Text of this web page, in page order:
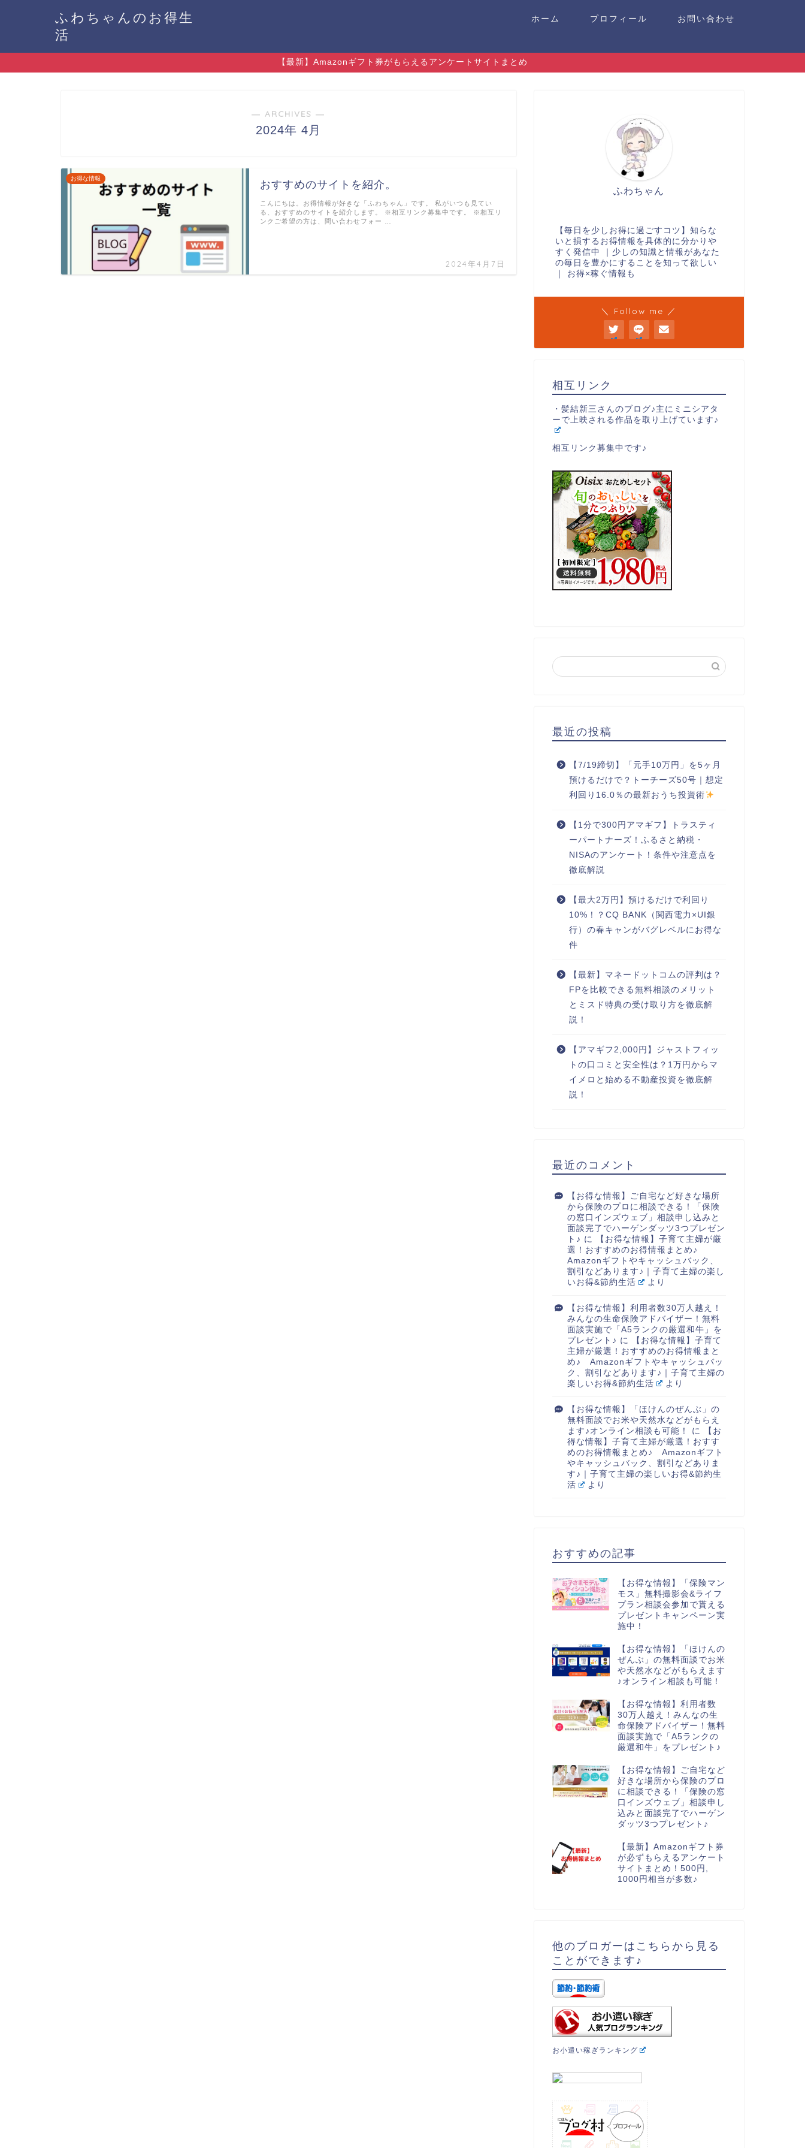
ふわちゃんのお得生
活
ホーム プロフィール お問い合わせ
【最新】Amazonギフト券がもらえるアンケートサイトまとめ
― ARCHIVES ―
2024年 4月
お得な情報
おすすめのサイトを紹介。
2024年4月7日
こんにちは。お得情報が好きな「ふわちゃん」です。 私がいつも見てい
る、おすすめのサイトを紹介します。 ※相互リンク募集中です。 ※相互リ
ンクご希望の方は、問い合わせフォー …
ふわちゃん
【毎日を少しお得に過ごすコツ】知らな
いと損するお得情報を具体的に分かりや
すく発信中 ｜少しの知識と情報があなた
の毎日を豊かにすることを知って欲しい
｜ お得×稼ぐ情報も
＼ Follow me ／
相互リンク
・髪結新三さんのブログ♪主にミニシアタ
ーで上映される作品を取り上げています♪
相互リンク募集中です♪
最近の投稿
【7/19締切】「元手10万円」を5ヶ月
預けるだけで？トーチーズ50号｜想定
利回り16.0％の最新おうち投資術
【1分で300円アマギフ】トラスティ
ーパートナーズ！ふるさと納税・
NISAのアンケート！条件や注意点を
徹底解説
【最大2万円】預けるだけで利回り
10%！？CQ BANK（関西電力×UI銀
行）の春キャンがバグレベルにお得な
件
【最新】マネードットコムの評判は？
FPを比較できる無料相談のメリット
とミスド特典の受け取り方を徹底解
説！
【アマギフ2,000円】ジャストフィッ
トの口コミと安全性は？1万円からマ
イメロと始める不動産投資を徹底解
説！
最近のコメント
【お得な情報】ご自宅など好きな場所
から保険のプロに相談できる！「保険
の窓口インズウェブ」相談申し込みと
面談完了でハーゲンダッツ3つプレゼン
ト♪ に
【お得な情報】子育て主婦が厳
選！おすすめのお得情報まとめ♪
Amazonギフトやキャッシュバック、
割引などあります♪｜子育て主婦の楽し
いお得&節約生活
より
【お得な情報】利用者数30万人越え！
みんなの生命保険アドバイザー！無料
面談実施で「A5ランクの厳選和牛」を
プレゼント♪ に
【お得な情報】子育て
主婦が厳選！おすすめのお得情報まと
め♪ Amazonギフトやキャッシュバッ
ク、割引などあります♪｜子育て主婦の
楽しいお得&節約生活
より
【お得な情報】「ほけんのぜんぶ」の
無料面談でお米や天然水などがもらえ
ます♪オンライン相談も可能！
に
【お
得な情報】子育て主婦が厳選！おすす
めのお得情報まとめ♪ Amazonギフト
やキャッシュバック、割引などありま
す♪｜子育て主婦の楽しいお得&節約生
活
より
おすすめの記事
【お得な情報】「保険マン
モス」無料撮影会&ライフ
プラン相談会参加で貰える
プレゼントキャンペーン実
施中！
【お得な情報】「ほけんの
ぜんぶ」の無料面談でお米
や天然水などがもらえます
♪オンライン相談も可能！
【お得な情報】利用者数
30万人越え！みんなの生
命保険アドバイザー！無料
面談実施で「A5ランクの
厳選和牛」をプレゼント♪
【お得な情報】ご自宅など
好きな場所から保険のプロ
に相談できる！「保険の窓
口インズウェブ」相談申し
込みと面談完了でハーゲン
ダッツ3つプレゼント♪
【最新】Amazonギフト券
が必ずもらえるアンケート
サイトまとめ！500円,
1000円相当が多数♪
他のブロガーはこちらから見る
ことができます♪
お小遣い稼ぎランキング